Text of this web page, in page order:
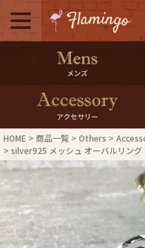
メニュー
500pt
10
ログイン・会員登録
お気に入り
ご利用ガイド
メンズ
アクセサリー
HOME 商品一覧 Others
silver925 メッシュ オーバルリング